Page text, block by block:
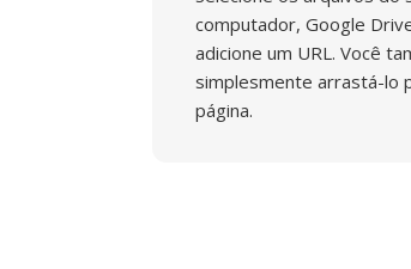
computador, Google
adicione um URL. Você
simplesmente arrastá-lo
página.